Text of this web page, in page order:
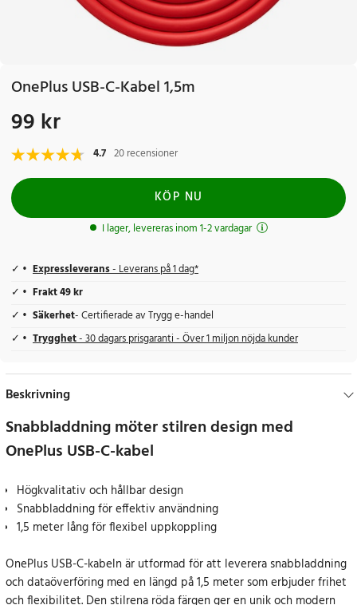
OnePlus USB-C-Kabel 1,5m
Pris: 99 kr
99 kr
4.7 20 recensioner
KÖP NU
I lager, levereras inom 1-2 vardagar
Expressleverans- Leverans på 1 dag*
Frakt 49 kr
Säkerhet- Certifierade av Trygg e-handel
Trygghet- 30 dagars prisgaranti - Över 1 miljon nöjda kunder
Beskrivning
Snabbladdning möter stilren design med
OnePlus USB-C-kabel
Högkvalitativ och hållbar design
Snabbladdning för effektiv användning
1,5 meter lång för flexibel uppkoppling
OnePlus USB-C-kabeln är utformad för att leverera snabbladdning
och dataöverföring med en längd på 1,5 meter som erbjuder frihet
och flexibilitet. Den stilrena röda färgen ger en unik och modern